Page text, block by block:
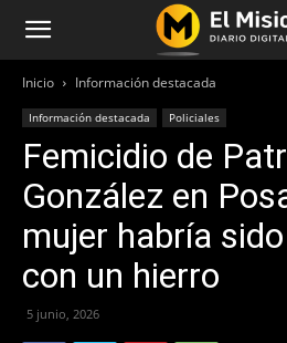
Inicio Información destacada
Información destacada Policiales
Femicidio de
González en
mujer habría
con un hierro
5 junio, 2026